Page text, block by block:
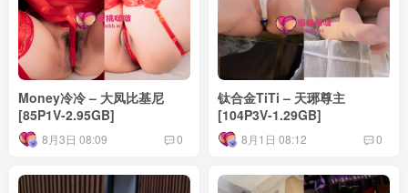
Money冷冷 – 大凤比基尼
[85P1V-2.95GB]
8月3日 08:09 0
钛合金TiTi – 天琊尊主
[104P3V-1.29GB]
8月1日 08:12 0